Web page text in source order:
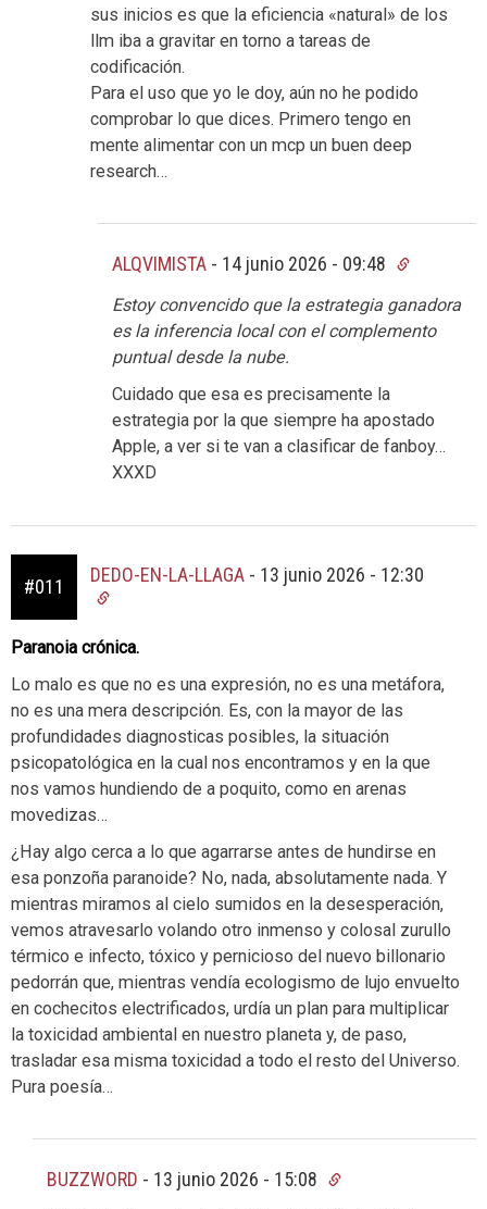
sus inicios es que la eficiencia «natural» de los
llm iba a gravitar en torno a tareas de
codificación.
Para el uso que yo le doy, aún no he podido
comprobar lo que dices. Primero tengo en
mente alimentar con un mcp un buen deep
research…
ALQVIMISTA - 14 junio 2026 - 09:48
Estoy convencido que la estrategia ganadora
es la inferencia local con el complemento
puntual desde la nube.
Cuidado que esa es precisamente la
estrategia por la que siempre ha apostado
Apple, a ver si te van a clasificar de fanboy…
XXXD
#011
DEDO-EN-LA-LLAGA - 13 junio 2026 - 12:30
Paranoia crónica.
Lo malo es que no es una expresión, no es una metáfora,
no es una mera descripción. Es, con la mayor de las
profundidades diagnosticas posibles, la situación
psicopatológica en la cual nos encontramos y en la que
nos vamos hundiendo de a poquito, como en arenas
movedizas…
¿Hay algo cerca a lo que agarrarse antes de hundirse en
esa ponzoña paranoide? No, nada, absolutamente nada. Y
mientras miramos al cielo sumidos en la desesperación,
vemos atravesarlo volando otro inmenso y colosal zurullo
térmico e infecto, tóxico y pernicioso del nuevo billonario
pedorrán que, mientras vendía ecologismo de lujo envuelto
en cochecitos electrificados, urdía un plan para multiplicar
la toxicidad ambiental en nuestro planeta y, de paso,
trasladar esa misma toxicidad a todo el resto del Universo.
Pura poesía…
BUZZWORD - 13 junio 2026 - 15:08